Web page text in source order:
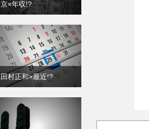
京×年収!?
田村正和×最近!?